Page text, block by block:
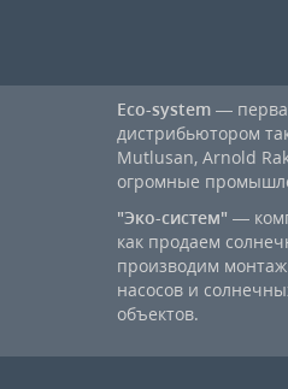
Eco-system —
дистрибьютором
Mutlusan, Arnold
огромные
"Эко-систем" —
как продаем
производим
насосов и
объектов.